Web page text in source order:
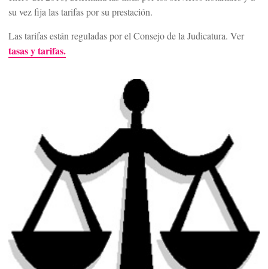
su vez fija las tarifas por su prestación.
Las tarifas están reguladas por el Consejo de la Judicatura. Ver
tasas y tarifas.